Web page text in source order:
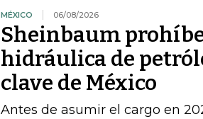
MÉXICO 06/08/2026
Sheinbaum
hidráulica de
clave de México
Antes de asumir el cargo en